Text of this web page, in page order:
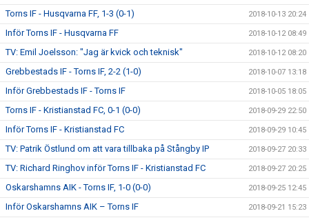
Torns IF - Husqvarna FF, 1-3 (0-1) 2018-10-13 20:24
Inför Torns IF - Husqvarna FF 2018-10-12 08:49
TV: Emil Joelsson: "Jag är kvick och teknisk" 2018-10-12 08:20
Grebbestads IF - Torns IF, 2-2 (1-0) 2018-10-07 13:18
Inför Grebbestads IF - Torns IF 2018-10-05 18:05
Torns IF - Kristianstad FC, 0-1 (0-0) 2018-09-29 22:50
Inför Torns IF - Kristianstad FC 2018-09-29 10:45
TV: Patrik Östlund om att vara tillbaka på Stångby IP 2018-09-27 20:33
TV: Richard Ringhov inför Torns IF - Kristianstad FC 2018-09-27 20:25
Oskarshamns AIK - Torns IF, 1-0 (0-0) 2018-09-25 12:45
Inför Oskarshamns AIK – Torns IF 2018-09-21 15:23